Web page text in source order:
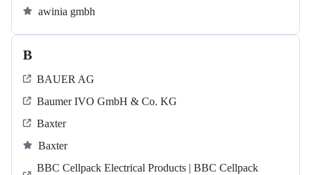
awinia gmbh
B
BAUER AG
Baumer IVO GmbH & Co. KG
Baxter
Baxter
BBC Cellpack Electrical Products | BBC Cellpack